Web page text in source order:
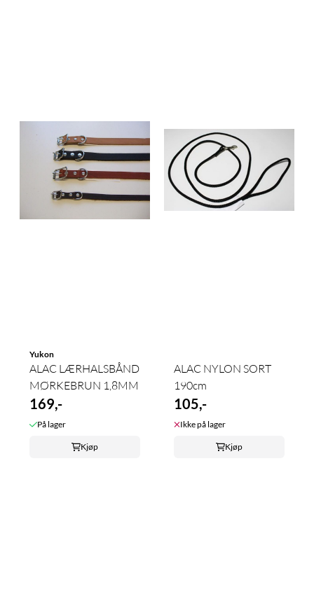
Yukon
ALAC LÆRHALSBÅND
MØRKEBRUN 1,8MM
169,-
På lager
Kjøp
ALAC NYLON SORT
190cm
105,-
Ikke på lager
Kjøp